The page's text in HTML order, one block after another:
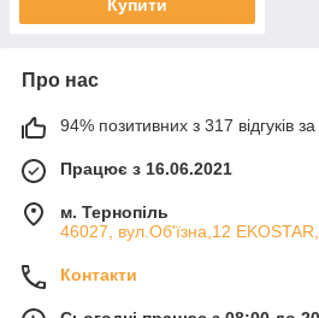
Купити
Про нас
94% позитивних з 317 відгуків за
Працює з 16.06.2021
м. Тернопіль
46027, вул.Об'їзна,12
Контакти